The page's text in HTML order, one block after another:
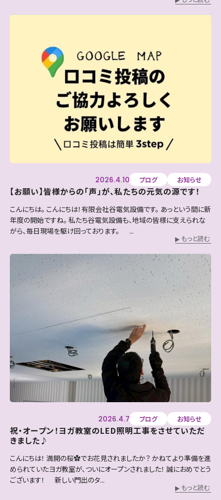
【お願い】皆様からの「声」が、私たちの元気の源です！
2026.4.10 ブログ お知らせ
こんにちは。 こんにちは！有限会社谷電気設備です。 あっという間に新
年度の開始ですね。 私たち谷電気設備も、地域の皆様に支えられな
がら、毎日現場を駆け回っております。 ...
もっと読む
祝・オープン！ヨガ教室のLED照明工事をさせていただ
きました♪
2026.4.7 ブログ お知らせ
こんにちは！ 満開の桜✿でお花見されましたか？ かねてより準備を進
められていたヨガ教室が、ついにオープンされました！ 誠におめでとう
ございます！ 新しい門出のタ...
もっと読む